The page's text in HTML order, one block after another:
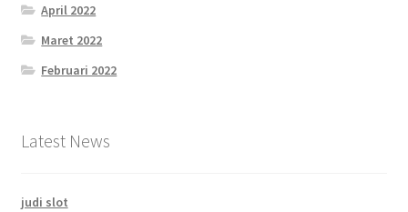
April 2022
Maret 2022
Februari 2022
Latest News
judi slot